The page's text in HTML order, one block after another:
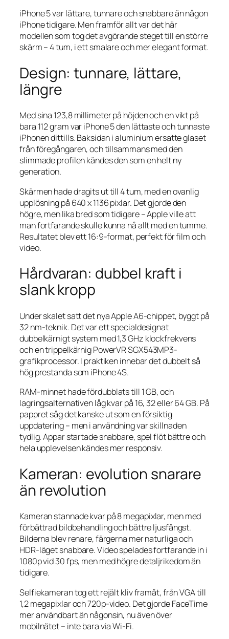
iPhone 5 var lättare, tunnare och snabbare än någon
iPhone tidigare. Men framför allt var det här
modellen som tog det avgörande steget till en större
skärm – 4 tum, i ett smalare och mer elegant format.
Design: tunnare, lättare,
längre
Med sina 123,8 millimeter på höjden och en vikt på
bara 112 gram var iPhone 5 den lättaste och tunnaste
iPhonen dittills. Baksidan i aluminium ersatte glaset
från föregångaren, och tillsammans med den
slimmade profilen kändes den som en helt ny
generation.
Skärmen hade dragits ut till 4 tum, med en ovanlig
upplösning på 640 x 1136 pixlar. Det gjorde den
högre, men lika bred som tidigare – Apple ville att
man fortfarande skulle kunna nå allt med en tumme.
Resultatet blev ett 16:9-format, perfekt för film och
video.
Hårdvaran: dubbel kraft i
slank kropp
Under skalet satt det nya Apple A6-chippet, byggt på
32 nm-teknik. Det var ett specialdesignat
dubbelkärnigt system med 1,3 GHz klockfrekvens
och en trippelkärnig PowerVR SGX543MP3-
grafikprocessor. I praktiken innebar det dubbelt så
hög prestanda som iPhone 4S.
RAM-minnet hade fördubblats till 1 GB, och
lagringsalternativen låg kvar på 16, 32 eller 64 GB. På
pappret såg det kanske ut som en försiktig
uppdatering – men i användning var skillnaden
tydlig. Appar startade snabbare, spel flöt bättre och
hela upplevelsen kändes mer responsiv.
Kameran: evolution snarare
än revolution
Kameran stannade kvar på 8 megapixlar, men med
förbättrad bildbehandling och bättre ljusfångst.
Bilderna blev renare, färgerna mer naturliga och
HDR-läget snabbare. Video spelades fortfarande in i
1080p vid 30 fps, men med högre detaljrikedom än
tidigare.
Selfiekameran tog ett rejält kliv framåt, från VGA till
1,2 megapixlar och 720p-video. Det gjorde FaceTime
mer användbart än någonsin, nu även över
mobilnätet – inte bara via Wi-Fi.